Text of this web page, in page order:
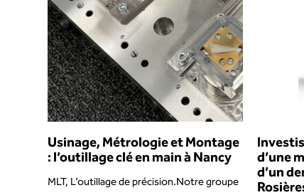
Usinage, Métrologie et Montage
: l’outillage clé en main à Nancy
MLT, L’outillage de précision.Notre groupe
d’une
d’un